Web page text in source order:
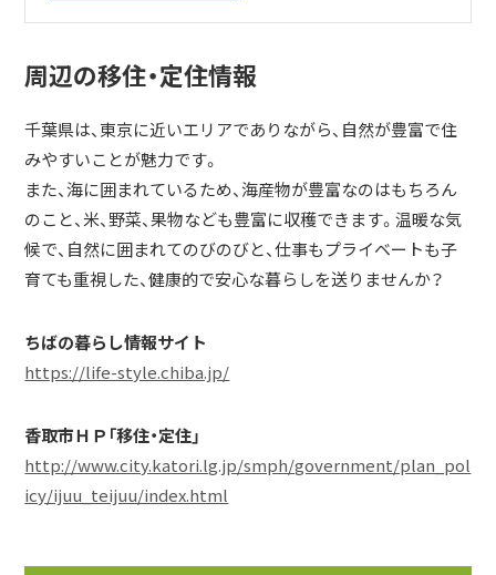
周辺の移住・定住情報
千葉県は、東京に近いエリアでありながら、自然が豊富で住
みやすいことが魅力です。
また、海に囲まれているため、海産物が豊富なのはもちろん
のこと、米、野菜、果物なども豊富に収穫できます。温暖な気
候で、自然に囲まれてのびのびと、仕事もプライベートも子
育ても重視した、健康的で安心な暮らしを送りませんか？
ちばの暮らし情報サイト
https://life-style.chiba.jp/
香取市ＨＰ「移住・定住」
http://www.city.katori.lg.jp/smph/government/plan_pol
icy/ijuu_teijuu/index.html